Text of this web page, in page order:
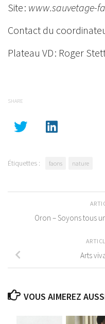
Site : www.sauvetage-
Contact du
Plateau VD : Roger
SHARE
Étiquettes : faons nature
Oron – Soyons tous
Arts
VOUS AIMEREZ